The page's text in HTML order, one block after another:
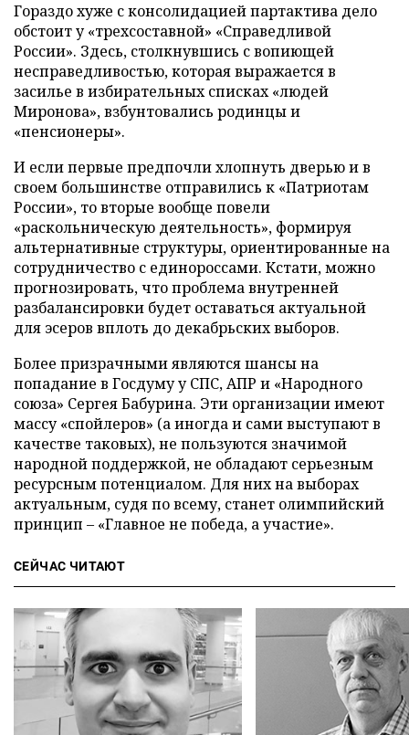
Гораздо хуже с консолидацией партактива дело
обстоит у «трехсоставной» «Справедливой
России». Здесь, столкнувшись с вопиющей
несправедливостью, которая выражается в
засилье в избирательных списках «людей
Миронова», взбунтовались родинцы и
«пенсионеры».
И если первые предпочли хлопнуть дверью и в
своем большинстве отправились к «Патриотам
России», то вторые вообще повели
«раскольническую деятельность», формируя
альтернативные структуры, ориентированные на
сотрудничество с единороссами. Кстати, можно
прогнозировать, что проблема внутренней
разбалансировки будет оставаться актуальной
для эсеров вплоть до декабрьских выборов.
Более призрачными являются шансы на
попадание в Госдуму у СПС, АПР и «Народного
союза» Сергея Бабурина. Эти организации имеют
массу «спойлеров» (а иногда и сами выступают в
качестве таковых), не пользуются значимой
народной поддержкой, не обладают серьезным
ресурсным потенциалом. Для них на выборах
актуальным, судя по всему, станет олимпийский
принцип – «Главное не победа, а участие».
СЕЙЧАС ЧИТАЮТ